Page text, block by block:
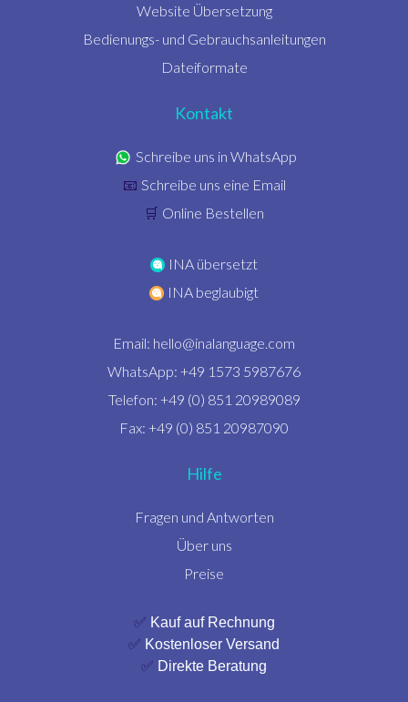
Website Übersetzung
Bedienungs- und Gebrauchsanleitungen
Dateiformate
Kontakt
Schreibe uns in WhatsApp
📧 Schreibe uns eine Email
🛒 Online Bestellen
INA übersetzt
INA beglaubigt
Email: hello@inalanguage.com
WhatsApp: +49 1573 5987676
Telefon: +49 (0) 851 20989089
Fax: +49 (0) 851 20987090
Hilfe
Fragen und Antworten
Über uns
Preise
✅ Kauf auf Rechnung
✅ Kostenloser Versand
✅ Direkte Beratung